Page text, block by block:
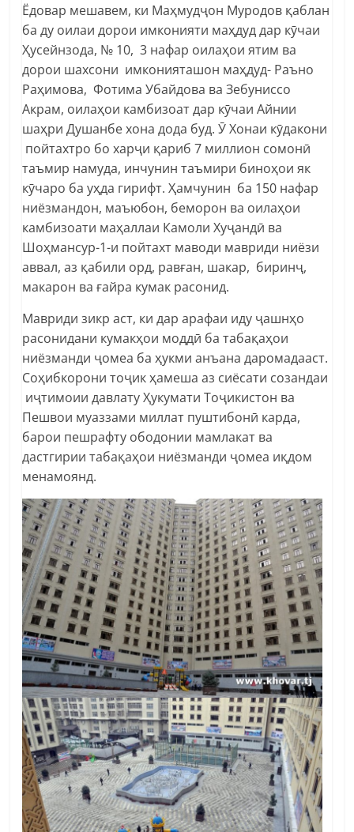
Ёдовар мешавем, ки Маҳмудҷон Муродов қаблан
ба ду оилаи дорои имконияти маҳдуд дар кӯчаи
Ҳусейнзода, № 10, 3 нафар оилаҳои ятим ва
дорои шахсони имконияташон маҳдуд- Раъно
Раҳимова, Фотима Убайдова ва Зебуниссо
Акрам, оилаҳои камбизоат дар кӯчаи Айнии
шаҳри Душанбе хона дода буд. Ӯ Хонаи кӯдакони
пойтахтро бо харҷи қариб 7 миллион сомонӣ
таъмир намуда, инчунин таъмири биноҳои як
кӯчаро ба уҳда гирифт. Ҳамчунин ба 150 нафар
ниёзмандон, маъюбон, беморон ва оилаҳои
камбизоати маҳаллаи Камоли Хуҷандӣ ва
Шоҳмансур-1-и пойтахт маводи мавриди ниёзи
аввал, аз қабили орд, равған, шакар, биринҷ,
макарон ва ғайра кумак расонид.
Мавриди зикр аст, ки дар арафаи иду ҷашнҳо
расонидани кумакҳои моддӣ ба табақаҳои
ниёзманди ҷомеа ба ҳукми анъана даромадааст.
Соҳибкорони тоҷик ҳамеша аз сиёсати созандаи
иҷтимоии давлату Ҳукумати Тоҷикистон ва
Пешвои муаззами миллат пуштибонӣ карда,
барои пешрафту ободонии мамлакат ва
дастгирии табақаҳои ниёзманди ҷомеа иқдом
менамоянд.